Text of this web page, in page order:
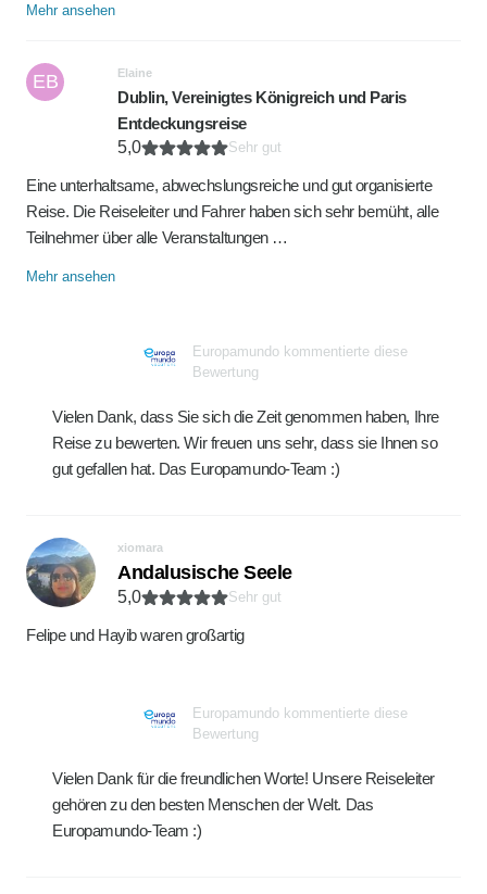
Mehr ansehen
EB Elaine
Dublin, Vereinigtes Königreich und Paris
Entdeckungsreise
5,0
Sehr gut
Eine unterhaltsame, abwechslungsreiche und gut organisierte
Reise. Die Reiseleiter und Fahrer haben sich sehr bemüht, alle
Teilnehmer über alle Veranstaltungen …
Mehr ansehen
Europamundo kommentierte diese
Bewertung
Vielen Dank, dass Sie sich die Zeit genommen haben, Ihre
Reise zu bewerten. Wir freuen uns sehr, dass sie Ihnen so
gut gefallen hat. Das Europamundo-Team :)
xiomara
Andalusische Seele
5,0 Sehr gut
Felipe und Hayib waren großartig
Europamundo kommentierte diese
Bewertung
Vielen Dank für die freundlichen Worte! Unsere Reiseleiter
gehören zu den besten Menschen der Welt. Das
Europamundo-Team :)